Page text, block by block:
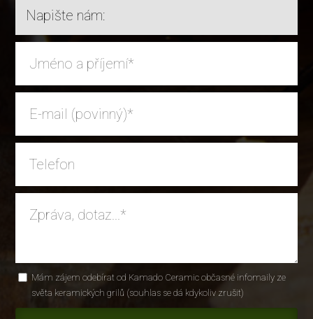
Napište nám:
Mám zájem odebírat od Kamado Ceramic občasné infomaily ze
světa keramických grilů (souhlas se dá kdykoliv zrušit)